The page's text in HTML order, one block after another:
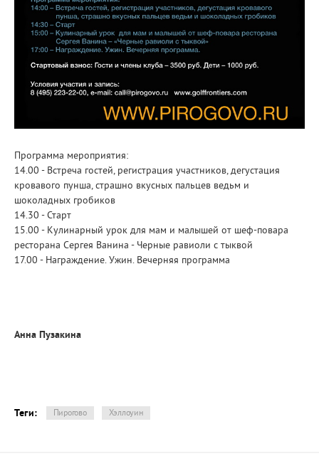
Программа мероприятия:
14.00 - Встреча гостей, регистрация участников, дегустация
кровавого пунша, страшно вкусных пальцев ведьм и
шоколадных гробиков
14.30 - Старт
15.00 - Кулинарный урок для мам и малышей от шеф-повара
ресторана Сергея Ванина - Черные равиоли с тыквой
17.00 - Награждение. Ужин. Вечерняя программа
Анна Пузакина
Теги: Пирогово Хэллоуин